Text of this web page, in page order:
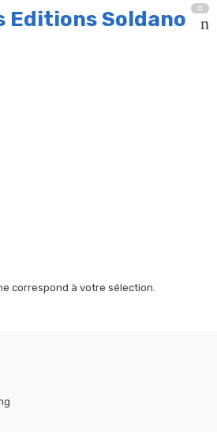
0
correspond à votre sélection.